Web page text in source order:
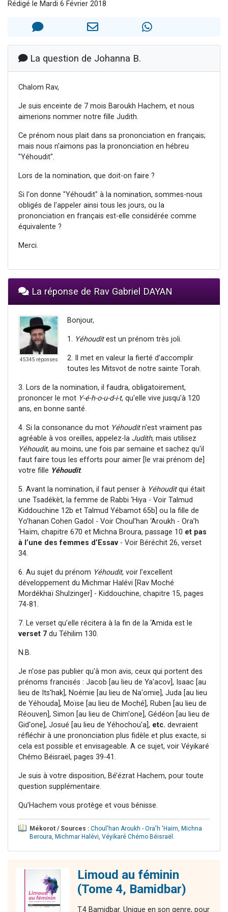
Il reste 49 places pour étudier en groupe sur Zoom
12 nouvelles musiques dans Torah-Box Music
2 personnes viennent de nous rejoindre sur WhatsApp
Rédigé le Mardi 6 Février 2018
La question de Johanna B.
Chalom Rav,
Je suis enceinte de 7 mois Baroukh Hachem, et nous
aimerions nommer notre fille Judith.
Ce prénom nous plait dans sa prononciation en français;
mais nous n'aimons pas la prononciation en hébreu
"Yéhoudit".
Lors de la nomination, que doit-on faire ?
Si l'on donne "Yéhoudit" à la nomination, sommes-nous
obligés de l'appeler ainsi tous les jours, ou la
prononciation en français est-elle considérée comme
équivalente ?
Merci.
La réponse de Rav Gabriel DAYAN
45345 réponses
Bonjour,
1. Yéhouditest un prénom très joli.
2. Il met en valeur la fierté d’accomplir
toutes les Mitsvot de notre sainte Torah.
3. Lors de la nomination, il faudra, obligatoirement,
prononcer le mot Y-é-h-o-u-d-i-t, qu'elle vive jusqu'à 120
ans, en bonne santé.
4. Si la consonance du mot Yéhouditn'est vraiment pas
agréable à vos oreilles, appelez-la Judith, mais utilisez
Yéhoudit, au moins, une fois par semaine et sachez qu'il
faut faire tous les efforts pour aimer [le vrai prénom de]
votre fille Yéhoudit.
5. Avant la nomination, il faut penser à Yéhouditqui était
une Tsadékèt, la femme de Rabbi ‘Hiya - Voir Talmud
Kiddouchine 12b et Talmud Yébamot 65b] ou la fille de
Yo’hanan Cohen Gadol - Voir Choul'han ‘Aroukh - Ora’h
‘Haïm, chapitre 670 et Michna Broura, passage 10 et pas
à l’une des femmes d’Essav - Voir Béréchit 26, verset
34.
6. Au sujet du prénom Yéhoudit, voir l’excellent
développement du Michmar Halévi [Rav Moché
Mordékhaï Shulzinger] - Kiddouchine, chapitre 15, pages
74-81.
7. Le verset qu’elle récitera à la fin de la ‘Amida est le
verset 7 du Téhilim 130.
N.B.
Je n'ose pas publier qu'à mon avis, ceux qui portent des
prénoms francisés : Jacob [au lieu de Ya'acov], Isaac [au
lieu de Its'hak], Noémie [au lieu de Na'omie], Juda [au lieu
de Yéhouda], Moïse [au lieu de Moché], Ruben [au lieu de
Réouven], Simon [au lieu de Chim'one], Gédéon [au lieu de
Gid'one], Josué [au lieu de Yéhochou'a], etc. devraient
réfléchir à une prononciation plus fidèle et plus exacte, si
cela est possible et envisageable. A ce sujet, voir Véyikaré
Chémo Béisraël, pages 39-41.
Je suis à votre disposition, Bé’ézrat Hachem, pour toute
question supplémentaire.
Qu’Hachem vous protège et vous bénisse.
Mékorot / Sources : Choul'han Aroukh - Ora'h 'Haim, Michna
Beroura, Michmar Halévi, Véyikaré Chémo Béisraël .
Limoud au féminin
(Tome 4, Bamidbar)
T.4 Bamidbar. Unique en son genre, pour